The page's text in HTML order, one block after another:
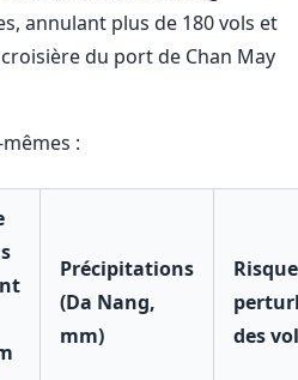
annulant plus de 180 vols et
du port de Chan May
:
Précipitations
(Da Nang,
mm)
des